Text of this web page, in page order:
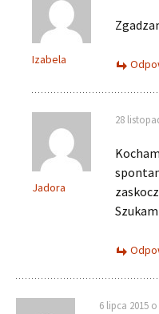
Izabela
Jadora
28
6 lipca 2015 o